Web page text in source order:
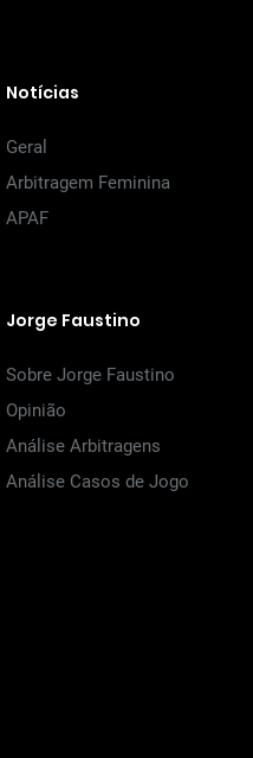
Notícias
Geral
Arbitragem Feminina
APAF
Jorge Faustino
Sobre Jorge Faustino
Opinião
Análise Arbitragens
Análise Casos de Jogo